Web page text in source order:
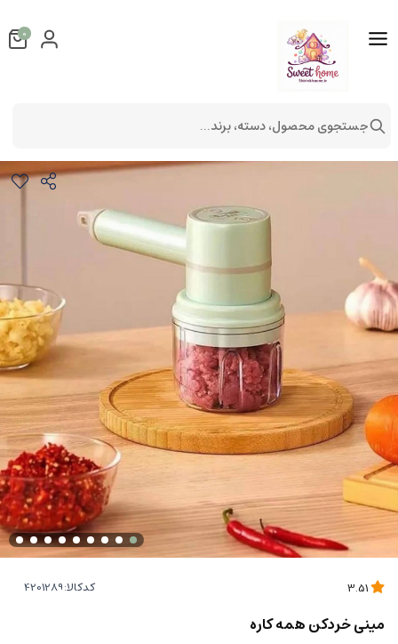
کدکالا:
مینی خردکن همه کاره
0
جستجوی محصول، دسته، برند...